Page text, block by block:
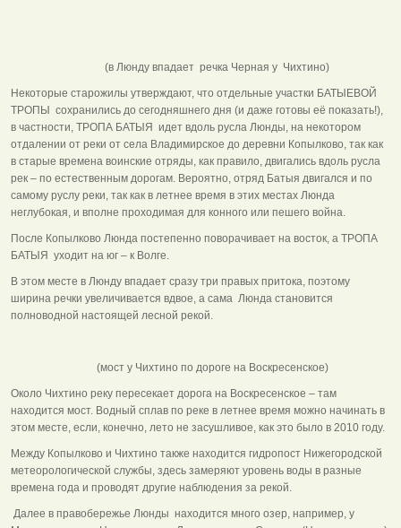
(в Люнду впадает речка Черная у Чихтино)
Некоторые старожилы утверждают, что отдельные участки БАТЫЕВОЙ
ТРОПЫ сохранились до сегодняшнего дня (и даже готовы её показать!),
в частности, ТРОПА БАТЫЯ идет вдоль русла Люнды, на некотором
отдалении от реки от села Владимирское до деревни Копылково, так как
в старые времена воинские отряды, как правило, двигались вдоль русла
рек – по естественным дорогам. Вероятно, отряд Батыя двигался и по
самому руслу реки, так как в летнее время в этих местах Люнда
неглубокая, и вполне проходимая для конного или пешего война.
После Копылково Люнда постепенно поворачивает на восток, а ТРОПА
БАТЫЯ уходит на юг – к Волге.
В этом месте в Люнду впадает сразу три правых притока, поэтому
ширина речки увеличивается вдвое, а сама Люнда становится
полноводной настоящей лесной рекой.
(мост у Чихтино по дороге на Воскресенское)
Около Чихтино реку пересекает дорога на Воскресенское – там
находится мост. Водный сплав по реке в летнее время можно начинать в
этом месте, если, конечно, лето не засушливое, как это было в 2010 году.
Между Копылково и Чихтино также находится гидропост Нижегородской
метеорологической службы, здесь замеряют уровень воды в разные
времена года и проводят другие наблюдения за рекой.
Далее в правобережье Люнды находится много озер, например, у